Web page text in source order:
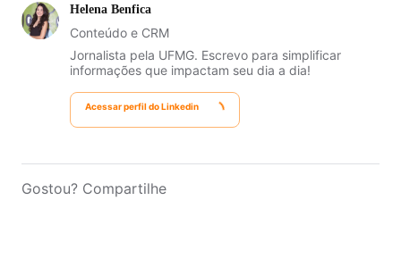
Helena Benfica
Conteúdo e CRM
Jornalista pela UFMG. Escrevo para simplificar
informações que impactam seu dia a dia!
Acessar perfil do Linkedin
Gostou? Compartilhe